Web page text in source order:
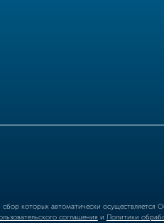
которых автоматически осуществляется
соглашения и Политики